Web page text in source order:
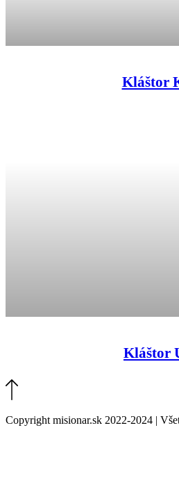
Kláštor
Kláštor
Copyright misionar.sk 2022-2024 |